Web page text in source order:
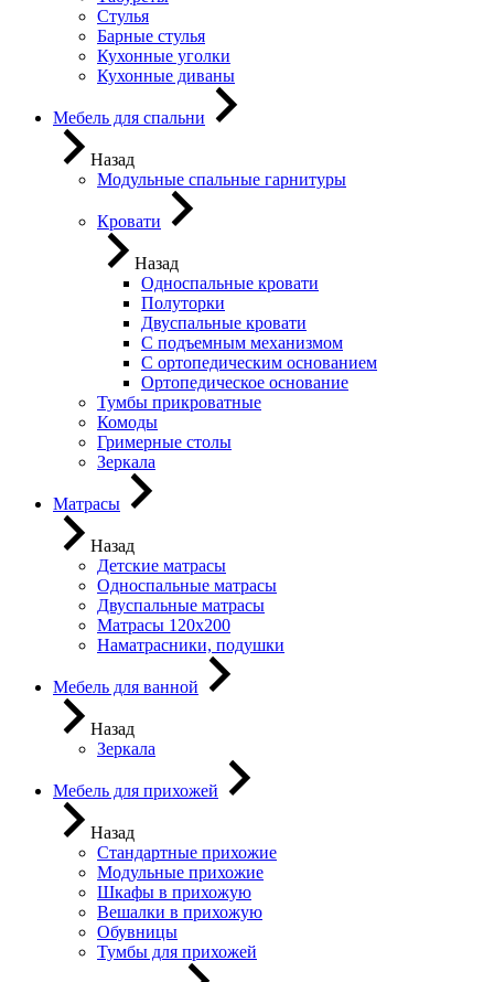
Стулья
Барные стулья
Кухонные уголки
Кухонные диваны
Мебель для спальни
Назад
Модульные спальные гарнитуры
Кровати
Назад
Односпальные кровати
Полуторки
Двуспальные кровати
С подъемным механизмом
С ортопедическим основанием
Ортопедическое основание
Тумбы прикроватные
Комоды
Гримерные столы
Зеркала
Матрасы
Назад
Детские матрасы
Односпальные матрасы
Двуспальные матрасы
Матрасы 120х200
Наматрасники, подушки
Мебель для ванной
Назад
Зеркала
Мебель для прихожей
Назад
Стандартные прихожие
Модульные прихожие
Шкафы в прихожую
Вешалки в прихожую
Обувницы
Тумбы для прихожей